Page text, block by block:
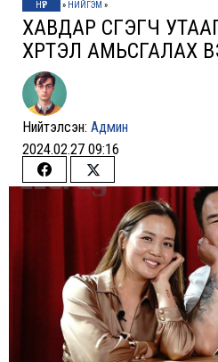
НҮҮР » НИЙГЭМ »
ХАВДАР ҮҮСГЭГЧ
ХҮРТЭЛ АМЬСГАЛАХ
Нийтэлсэн: Админ
2024.02.27 09:16
Share
Share
Twitter